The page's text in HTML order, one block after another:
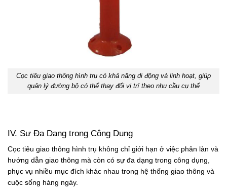
Cọc tiêu giao thông hình trụ có khả năng di động và linh hoạt, giúp
quản lý đường bộ có thể thay đổi vị trí theo nhu cầu cụ thể
IV. Sự Đa Dạng trong Công Dụng
Cọc tiêu giao thông hình trụ không chỉ giới hạn ở việc phân làn và
hướng dẫn giao thông mà còn có sự đa dạng trong công dụng,
phục vụ nhiều mục đích khác nhau trong hệ thống giao thông và
cuộc sống hàng ngày.